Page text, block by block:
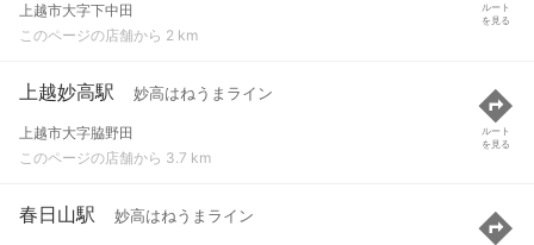
上越市大字下中田
このページの店舗から 2 km
ルート
を見る
上越妙高駅 妙高はねうまライン
上越市大字脇野田
このページの店舗から 3.7 km
ルート
を見る
春日山駅 妙高はねうまライン